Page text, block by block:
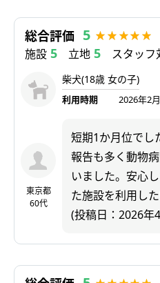
総合評価 5
施設 5 立地 5 スタッフ
柴犬(18歳 女の子)
利用時期 2026年2月
東京都
60代
短期1か月位でし
報告も多く動物
いました。安心
た施設を利用した
(投稿日：2026年